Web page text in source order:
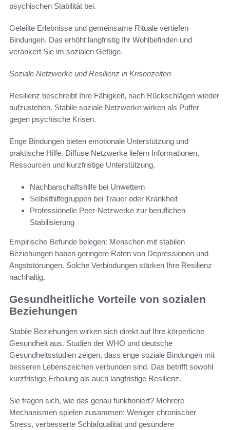
psychischen Stabilität bei.
Geteilte Erlebnisse und gemeinsame Rituale vertiefen
Bindungen. Das erhöht langfristig Ihr Wohlbefinden und
verankert Sie im sozialen Gefüge.
Soziale Netzwerke und Resilienz in Krisenzeiten
Resilienz beschreibt Ihre Fähigkeit, nach Rückschlägen wieder
aufzustehen. Stabile soziale Netzwerke wirken als Puffer
gegen psychische Krisen.
Enge Bindungen bieten emotionale Unterstützung und
praktische Hilfe. Diffuse Netzwerke liefern Informationen,
Ressourcen und kurzfristige Unterstützung.
Nachbarschaftshilfe bei Unwettern
Selbsthilfegruppen bei Trauer oder Krankheit
Professionelle Peer-Netzwerke zur beruflichen
Stabilisierung
Empirische Befunde belegen: Menschen mit stabilen
Beziehungen haben geringere Raten von Depressionen und
Angststörungen. Solche Verbindungen stärken Ihre Resilienz
nachhaltig.
Gesundheitliche Vorteile von sozialen
Beziehungen
Stabile Beziehungen wirken sich direkt auf Ihre körperliche
Gesundheit aus. Studien der WHO und deutsche
Gesundheitsstudien zeigen, dass enge soziale Bindungen mit
besseren Lebenszeichen verbunden sind. Das betrifft sowohl
kurzfristige Erholung als auch langfristige Resilienz.
Sie fragen sich, wie das genau funktioniert? Mehrere
Mechanismen spielen zusammen: Weniger chronischer
Stress, verbesserte Schlafqualität und gesündere